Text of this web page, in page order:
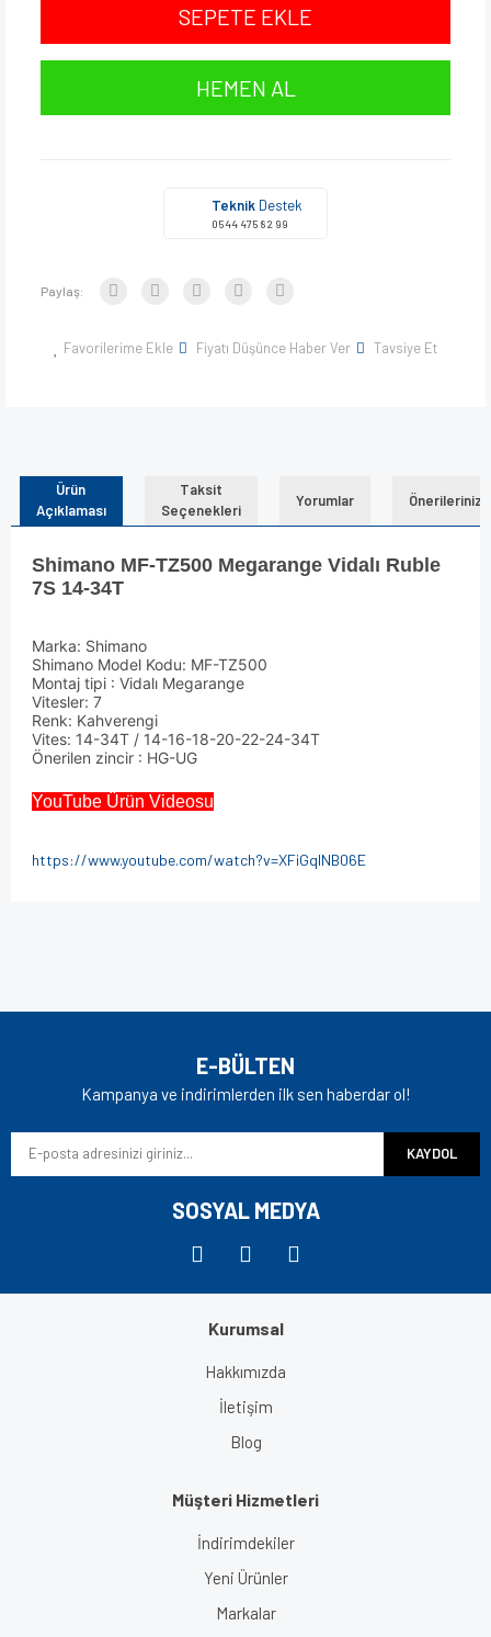
SEPETE EKLE
HEMEN AL
Teknik Destek
0544 475 82 99
Paylaş:
Favorilerime Ekle Fiyatı Düşünce Haber Ver Tavsiye Et
Ürün
Açıklaması
Taksit
Seçenekleri
Yorumlar Önerileriniz
Shimano MF-TZ500 Megarange Vidalı Ruble
7S 14-34T
Marka: Shimano
Shimano Model Kodu: MF-TZ500
Montaj tipi : Vidalı Megarange
Vitesler: 7
Renk: Kahverengi
Vites: 14-34T / 14-16-18-20-22-24-34T
Önerilen zincir : HG-UG
YouTube Ürün Videosu
https://www.youtube.com/watch?v=XFiGqlNB06E
Ürün resmi kalitesiz, bozuk veya görüntülenemiyor.
Ürün açıklamasında eksik bilgiler bulunuyor.
Ürün fiyatı diğer sitelerden daha pahalı.
Gönder
E-BÜLTEN
Kampanya ve indirimlerden ilk sen haberdar ol!
KAYDOL
SOSYAL MEDYA
Kurumsal
Hakkımızda
İletişim
Blog
Müşteri Hizmetleri
İndirimdekiler
Yeni Ürünler
Markalar